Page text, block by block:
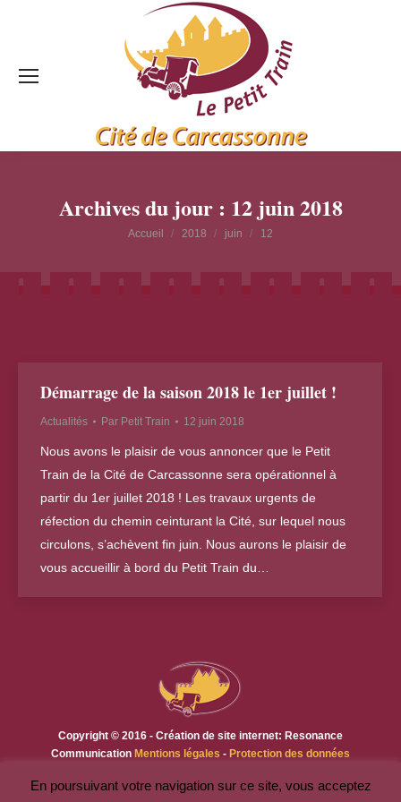
Archives du jour : 12 juin 2018
Vous êtes ici :
Accueil 2018 juin 12
Démarrage de la saison 2018 le 1er juillet !
Actualités Par Petit Train 12 juin 2018
Nous avons le plaisir de vous annoncer que le Petit
Train de la Cité de Carcassonne sera opérationnel à
partir du 1er juillet 2018 ! Les travaux urgents de
réfection du chemin ceinturant la Cité, sur lequel nous
circulons, s’achèvent fin juin. Nous aurons le plaisir de
vous accueillir à bord du Petit Train du…
Copyright © 2016 - Création de site internet: Resonance
Communication Mentions légales - Protection des données
En poursuivant votre navigation sur ce site, vous acceptez